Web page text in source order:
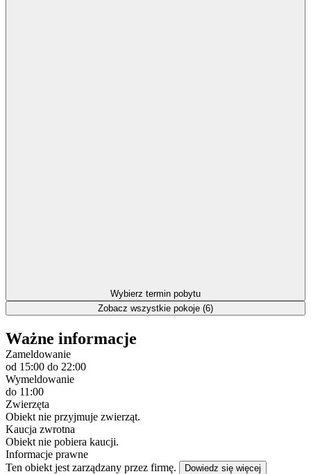
Wybierz termin pobytu
Zobacz wszystkie pokoje (6)
Ważne informacje
Zameldowanie
od 15:00 do 22:00
Wymeldowanie
do 11:00
Zwierzęta
Obiekt nie przyjmuje zwierząt.
Kaucja zwrotna
Obiekt nie pobiera kaucji.
Informacje prawne
Ten obiekt jest zarządzany przez firmę.
Dowiedz się więcej